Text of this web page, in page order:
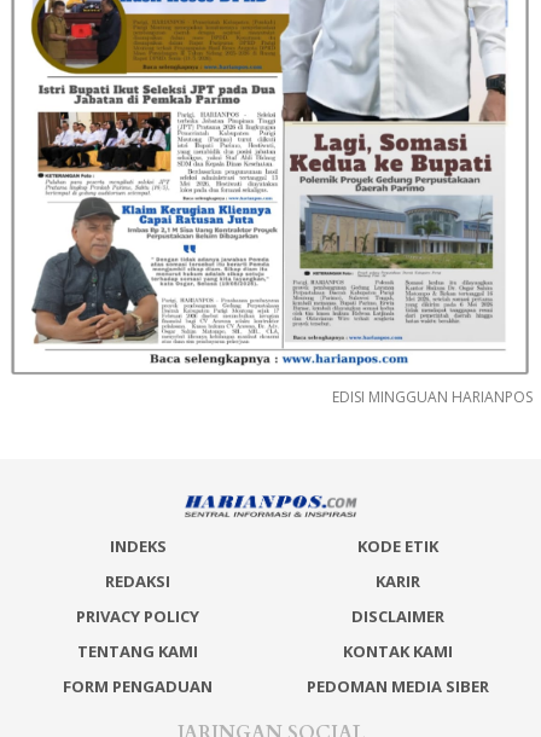
EDISI MINGGUAN HARIANPOS
INDEKS
KODE ETIK
REDAKSI
KARIR
PRIVACY POLICY
DISCLAIMER
TENTANG KAMI
KONTAK KAMI
FORM PENGADUAN
PEDOMAN MEDIA SIBER